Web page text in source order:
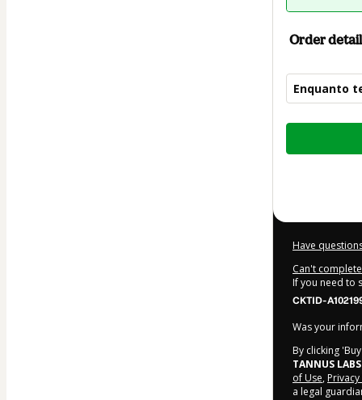
Order
Enquanto
Total
Have
Can't
If you need to
CKTID-
Was your
By clicking
TANNUS LABS
of Use,
a legal